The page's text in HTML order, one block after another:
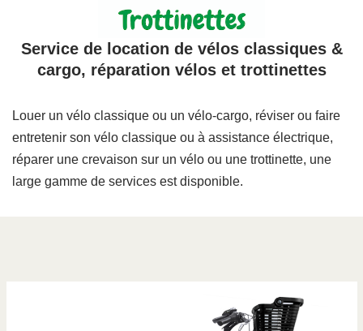
Service de location de vélos classiques &
cargo, réparation vélos et trottinettes
Louer un vélo classique ou un vélo-cargo, réviser ou faire
entretenir son vélo classique ou à assistance électrique,
réparer une crevaison sur un vélo ou une trottinette, une
large gamme de services est disponible.